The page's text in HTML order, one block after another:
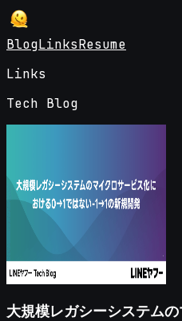
BlogLinksResume
Links
Tech Blog
大規模レガシーシステム